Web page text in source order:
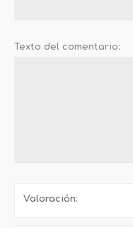
Texto del comentario:
Valoración: